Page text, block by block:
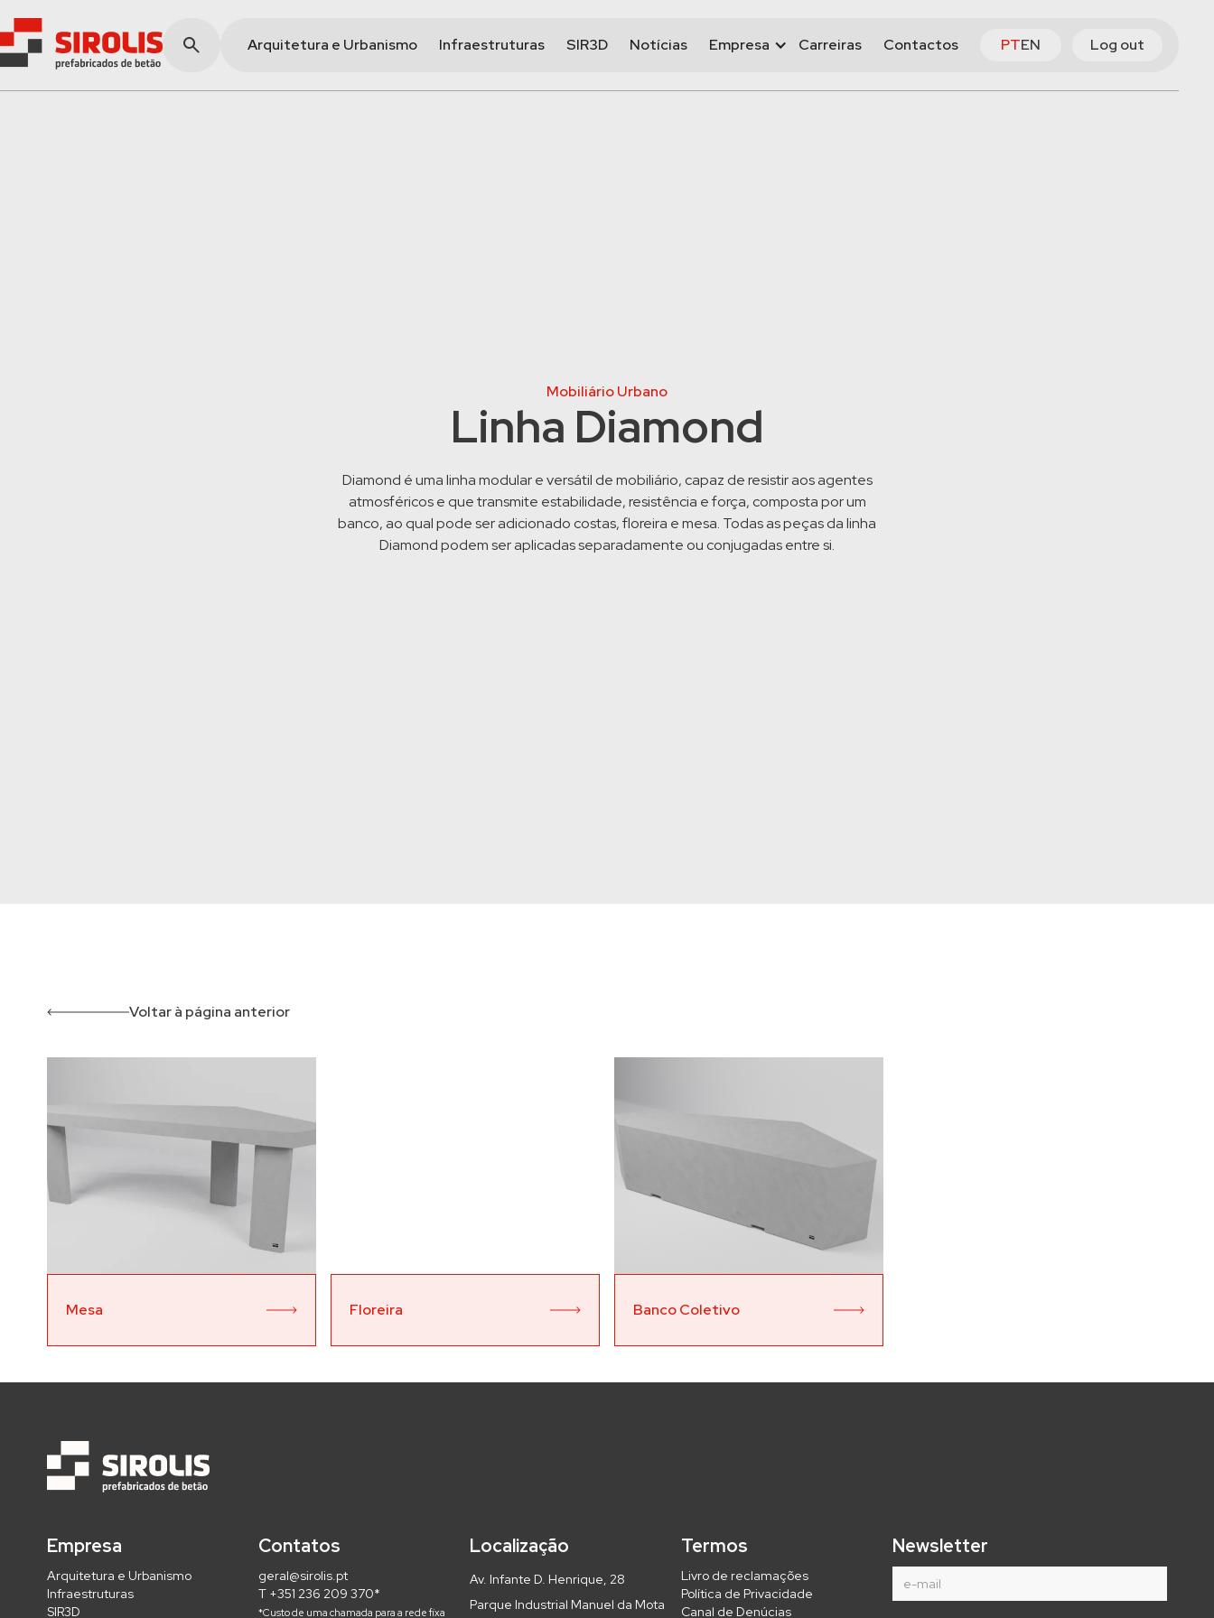
Arquitetura e Urbanismo Infraestruturas SIR3D Notícias Empresa Carreiras Contactos PTEN Log out
Mobiliário Urbano
Linha Diamond
Diamond é uma linha modular e versátil de mobiliário, capaz de resistir aos agentes
atmosféricos e que transmite estabilidade, resistência e força, composta por um
banco, ao qual pode ser adicionado costas, floreira e mesa. Todas as peças da linha
Diamond podem ser aplicadas separadamente ou conjugadas entre si.
Voltar à página anterior
Mesa Floreira Banco Coletivo
Empresa
Arquitetura e Urbanismo
Infraestruturas
SIR3D
Contatos
geral@sirolis.pt
T +351 236 209 370*
*Custo de uma chamada para a rede fixa
Localização
Av. Infante D. Henrique, 28
Parque Industrial Manuel da Mota
Termos
Livro de reclamações
Política de Privacidade
Canal de Denúcias
Newsletter